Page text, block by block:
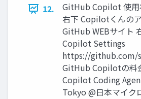
12.
GitHub Copilot 使用
右下 Copilotくんの
GitHub WEBサイト
Copilot Settings
https://
GitHub Copilotの料
Copilot Coding
Tokyo @日本マイク